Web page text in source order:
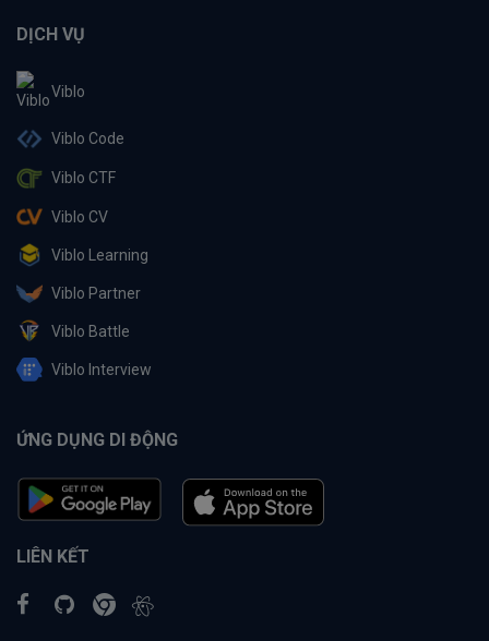
DỊCH VỤ
Viblo
Viblo Code
Viblo CTF
Viblo CV
Viblo Learning
Viblo Partner
Viblo Battle
Viblo Interview
ỨNG DỤNG DI ĐỘNG
LIÊN KẾT